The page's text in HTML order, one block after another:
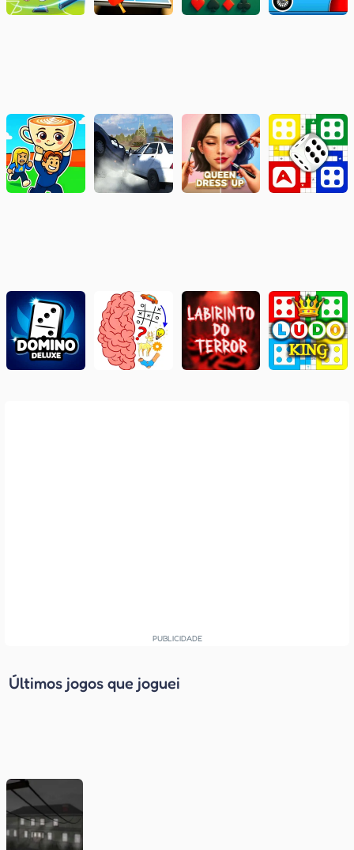
Últimos jogos que joguei